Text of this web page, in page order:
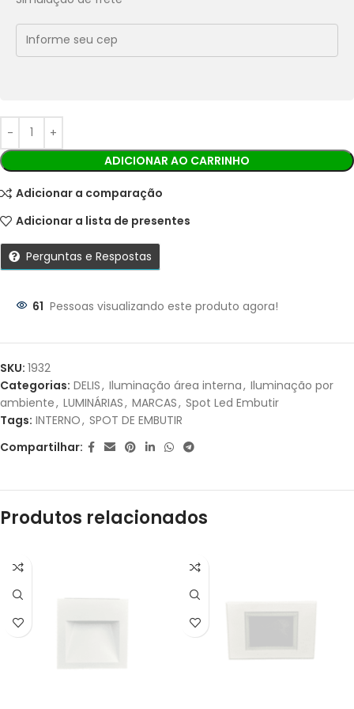
Ao finalizar sua compra você receberá os detalhes para
realizar o pagamento.
Parcelas:
JUROS
ADICIONAR AO CARRINHO
Adicionar a comparação
Adicionar a lista de presentes
Perguntas e Respostas
61 Pessoas visualizando este produto agora!
SKU: 1932
Categorias: DELIS, Iluminação área interna, Iluminação por
ambiente, LUMINÁRIAS, MARCAS, Spot Led Embutir
Tags: INTERNO, SPOT DE EMBUTIR
Compartilhar:
Produtos relacionados